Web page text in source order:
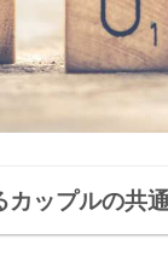
カップルの共